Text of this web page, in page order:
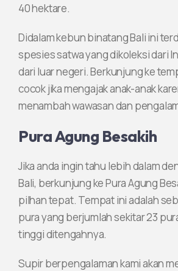
40 hektare.
Didalam kebun binatang Bali ini
spesies satwa yang dikoleksi dari
dari luar negeri. Berkunjung ke
cocok jika mengajak anak-anak
menambah wawasan dan
Pura Agung Besakih
Jika anda ingin tahu lebih dalam
Bali, berkunjung ke Pura Agung
pilhan tepat. Tempat ini adalah
pura yang berjumlah sekitar 23
tinggi ditengahnya.
Supir berpengalaman kami akan